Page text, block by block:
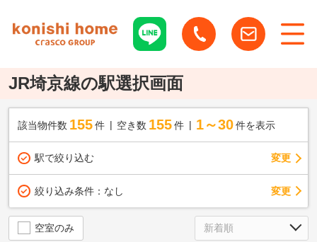
JR埼京線の駅選択画面
該当物件数 155件 空き数 155 件 1～30 件を表示
駅で絞り込む 変更
絞り込み条件： なし 変更
空室のみ